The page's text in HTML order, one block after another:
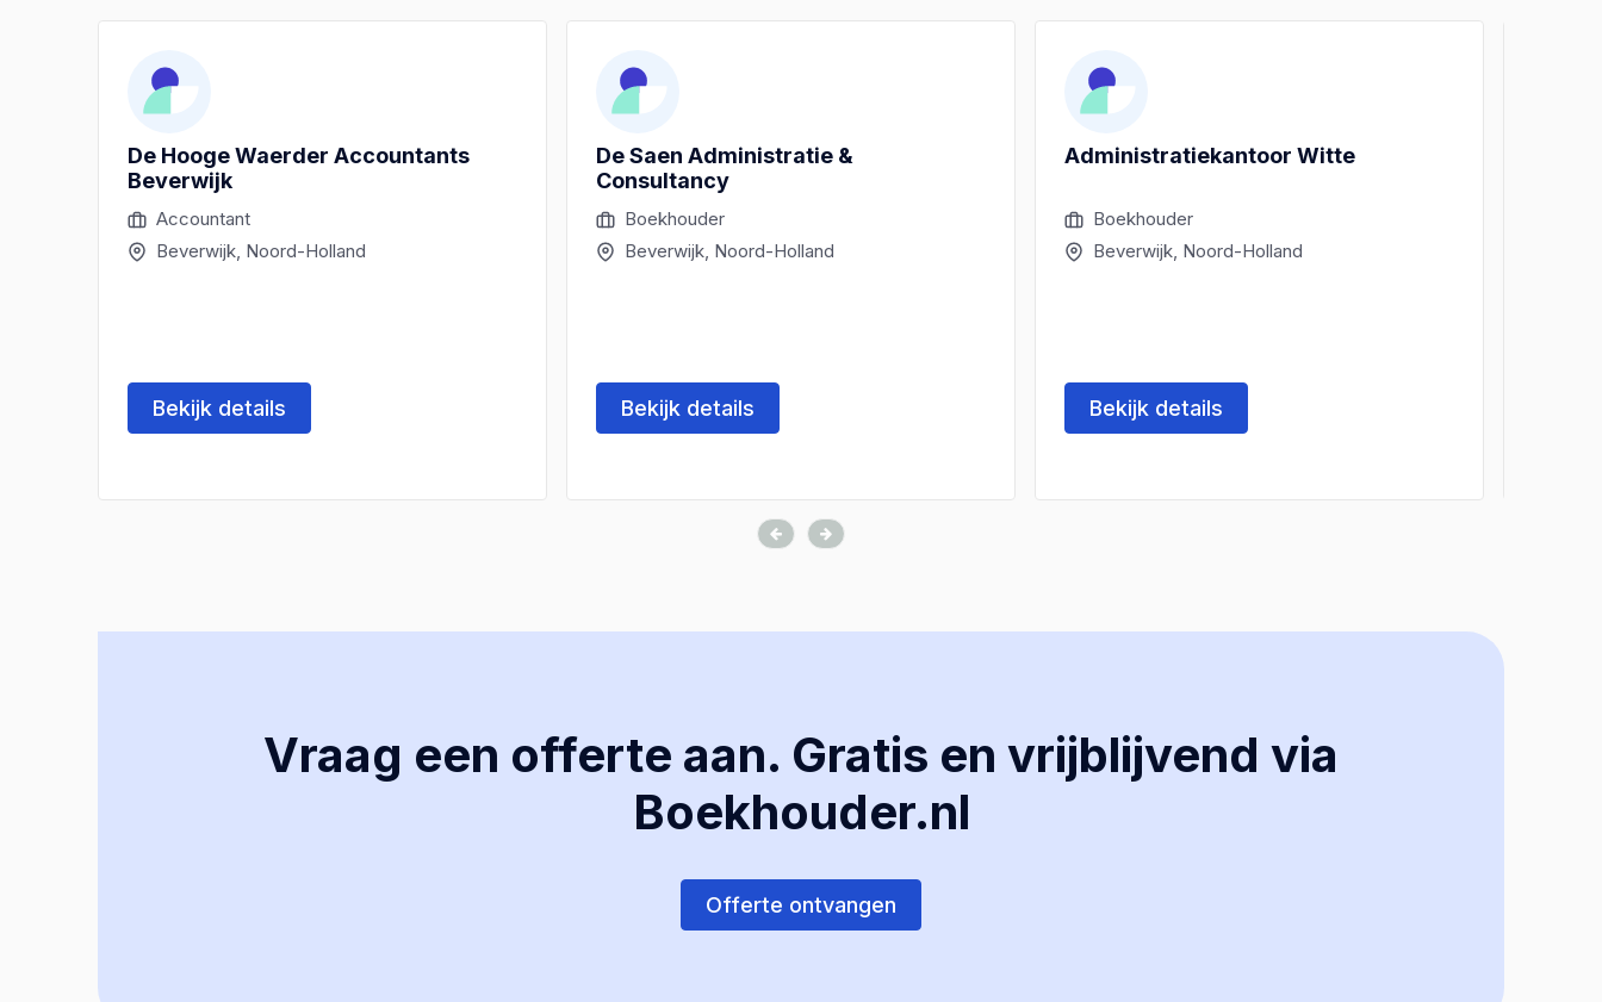
De Hooge Waerder Accountants
Beverwijk
Accountant
Beverwijk, Noord-Holland
Bekijk details
De Saen Administratie &
Consultancy
Boekhouder
Beverwijk, Noord-Holland
Bekijk details
Administratiekantoor Witte
Boekhouder
Beverwijk, Noord-Holland
Bekijk details
Vraag een offerte aan. Gratis en vrijblijvend via
Boekhouder.nl
Offerte ontvangen